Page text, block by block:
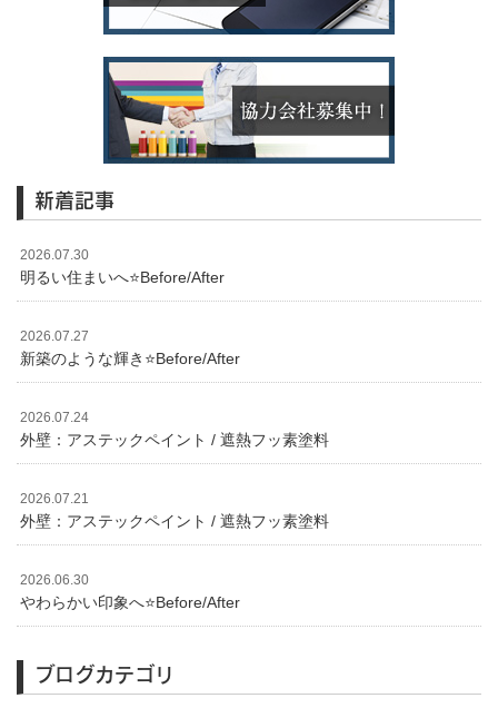
新着記事
2026.07.30
明るい住まいへ⭐️Before/After
2026.07.27
新築のような輝き⭐️Before/After
2026.07.24
外壁：アステックペイント / 遮熱フッ素塗料
2026.07.21
外壁：アステックペイント / 遮熱フッ素塗料
2026.06.30
やわらかい印象へ⭐️Before/After
ブログカテゴリ